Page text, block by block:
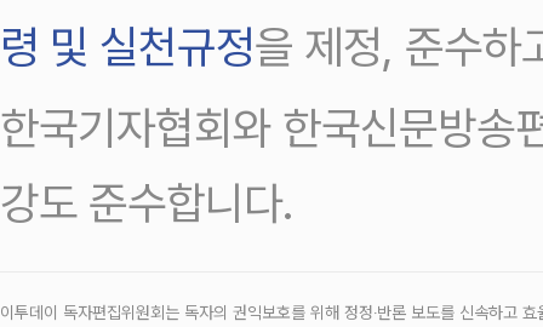
령 및 실천규정을 제정, 준수하
한국기자협회와 한국신문방송
강도 준수합니다.
이투데이 독자편집위원회는 독자의 권익보호를 위해 정정‧반론 보도를 신속하고